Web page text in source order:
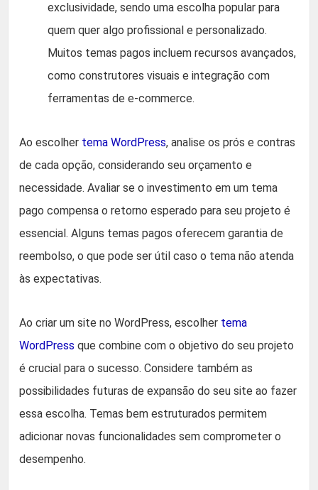
exclusividade, sendo uma escolha popular para
quem quer algo profissional e personalizado.
Muitos temas pagos incluem recursos avançados,
como construtores visuais e integração com
ferramentas de e-commerce.
Ao escolher tema WordPress, analise os prós e contras
de cada opção, considerando seu orçamento e
necessidade. Avaliar se o investimento em um tema
pago compensa o retorno esperado para seu projeto é
essencial. Alguns temas pagos oferecem garantia de
reembolso, o que pode ser útil caso o tema não atenda
às expectativas.
Ao criar um site no WordPress, escolher tema
WordPress que combine com o objetivo do seu projeto
é crucial para o sucesso. Considere também as
possibilidades futuras de expansão do seu site ao fazer
essa escolha. Temas bem estruturados permitem
adicionar novas funcionalidades sem comprometer o
desempenho.